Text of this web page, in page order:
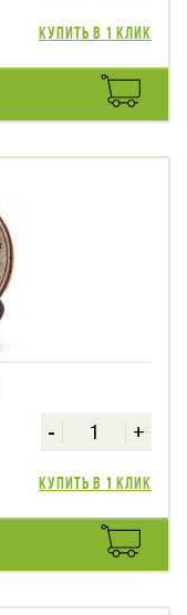
Купить в 1 клик
- +
Купить в 1 клик